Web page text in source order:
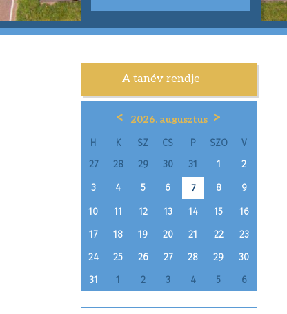
A tanév rendje
< 2026. augusztus >
H K SZ CS P SZO
V
27
28 29 30 31 1
2
3
4 5 6 7 8 9
10 11 12 13 14 15
16
17
18 19 20 21 22
23
24
25 26 27 28 29
30
31
1 2 3 4 5 6